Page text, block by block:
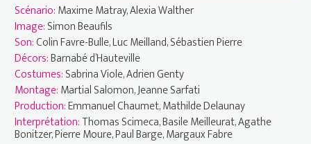
Scénario:Maxime Matray, Alexia Walther
Image:Simon Beaufils
Son:Colin Favre-Bulle, Luc Meilland, Sébastien Pierre
Décors:Barnabé d’Hauteville
Costumes:Sabrina Viole, Adrien Genty
Montage:Martial Salomon, Jeanne Sarfati
Production:Emmanuel Chaumet, Mathilde Delaunay
Interprétation:Thomas Scimeca, Basile Meilleurat, Agathe
Bonitzer, Pierre Moure, Paul Barge, Margaux Fabre